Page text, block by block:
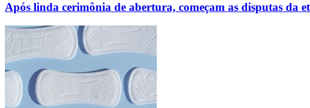
Após linda cerimônia de abertura, começam as disputas da